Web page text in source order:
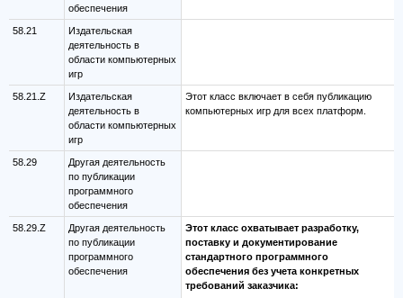
обеспечения
58.21
Издательская
деятельность в
области компьютерных
игр
58.21.Z
Издательская
деятельность в
области компьютерных
игр
Этот класс включает в себя публикацию
компьютерных игр для всех платформ.
58.29
Другая деятельность
по публикации
программного
обеспечения
58.29.Z
Другая деятельность
по публикации
программного
обеспечения
Этот класс охватывает разработку,
поставку и документирование
стандартного программного
обеспечения без учета конкретных
требований заказчика: